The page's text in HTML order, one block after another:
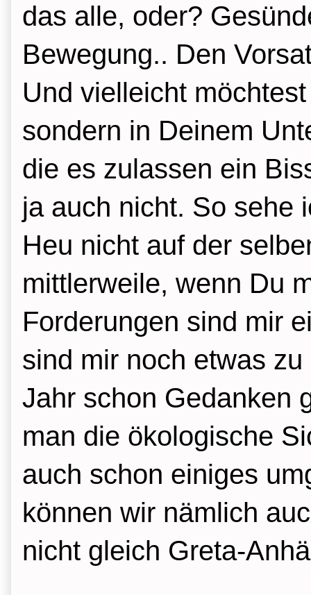
das alle, oder?
Bewegung.. Den
Und vielleicht
sondern in Deinem
die es zulassen ein
ja auch nicht. So sehe
Heu nicht auf der
mittlerweile, wenn Du
Forderungen sind mir
sind mir noch etwas
Jahr schon Gedanken
man die ökologische
auch schon einiges
können wir nämlich
nicht gleich Greta-